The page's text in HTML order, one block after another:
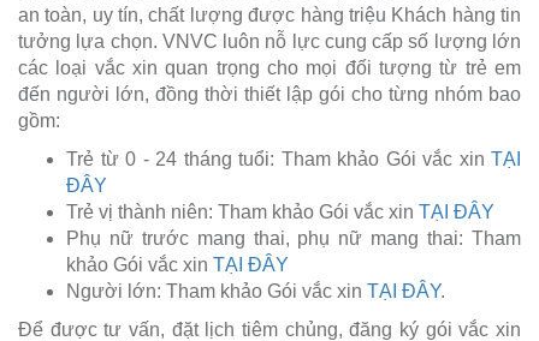
an toàn, uy tín, chất lượng được hàng triệu Khách hàng tin
tưởng lựa chọn. VNVC luôn nỗ lực cung cấp số lượng lớn
các loại vắc xin quan trọng cho mọi đối tượng từ trẻ em
đến người lớn, đồng thời thiết lập gói cho từng nhóm bao
gồm:
Trẻ từ 0 - 24 tháng tuổi: Tham khảo Gói vắc xin TẠI
ĐÂY
Trẻ vị thành niên: Tham khảo Gói vắc xin TẠI ĐÂY
Phụ nữ trước mang thai, phụ nữ mang thai: Tham
khảo Gói vắc xin TẠI ĐÂY
Người lớn: Tham khảo Gói vắc xin TẠI ĐÂY.
Để được tư vấn, đặt lịch tiêm chủng, đăng ký gói vắc xin